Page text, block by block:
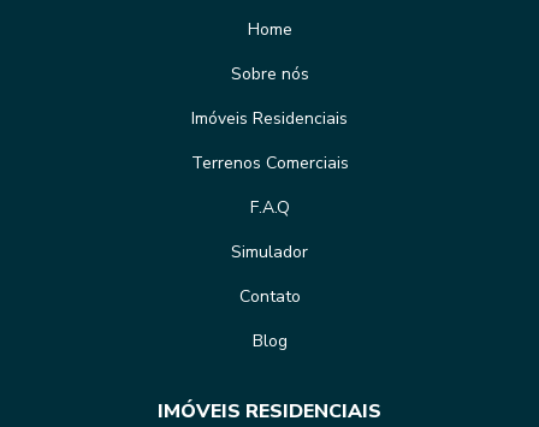
Home
Sobre nós
Imóveis Residenciais
Terrenos Comerciais
F.A.Q
Simulador
Contato
Blog
IMÓVEIS RESIDENCIAIS